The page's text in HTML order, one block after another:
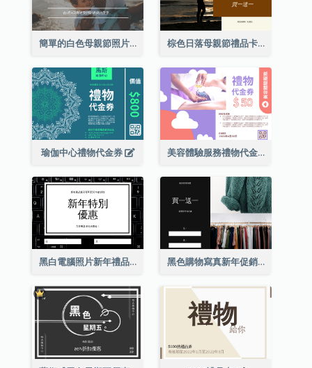
簡單的白色母親節照片禮品卡 棕色日落母親節禮品卡
瑜伽中心禮物代金券 美容體驗服務禮物代金券
黑白電腦照片新年禮品卡 黑色購物寫真新年促銷禮品卡